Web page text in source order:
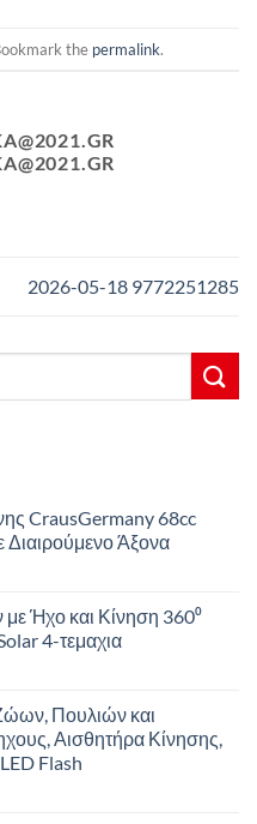
the permalink.
2026-05-18 9772251285
CrausGermany 68cc
Διαιρούμενο Άξονα
Ήχο και Κίνηση 360⁰
4-τεμαχια
Πουλιών και
Αισθητήρα Κίνησης,
Flash